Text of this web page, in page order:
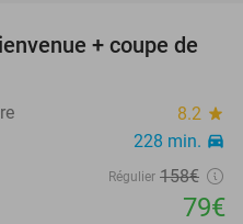
50%
+ coupe de
8.2 star
228 min. directions_car
Régulier 158€
79€